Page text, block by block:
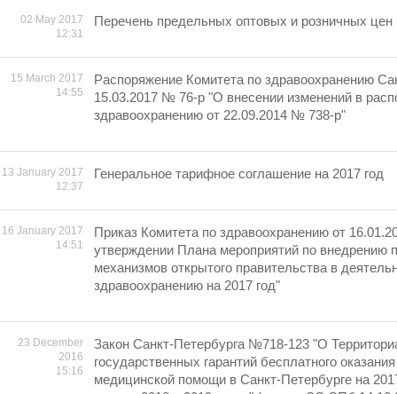
02 May 2017
12:31
Перечень предельных оптовых и розничных цен
15 March 2017
14:55
Распоряжение Комитета по здравоохранению
15.03.2017 № 76-р "О внесении изменений в
здравоохранению от 22.09.2014 № 738-р"
13 January 2017
12:37
Генеральное тарифное соглашение на 2017 год
16 January 2017
14:51
Приказ Комитета по здравоохранению от
утверждении Плана мероприятий по внедрению
механизмов открытого правительства в
здравоохранению на 2017 год"
23 December
2016
15:16
Закон Санкт-Петербурга №718-123 "О
государственных гарантий бесплатного
медицинской помощи в Санкт-Петербурге на